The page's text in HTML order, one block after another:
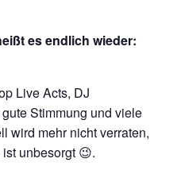
es endlich wieder:
Live Acts, DJ
Stimmung und viele
wird mehr nicht verraten,
unbesorgt 😉.